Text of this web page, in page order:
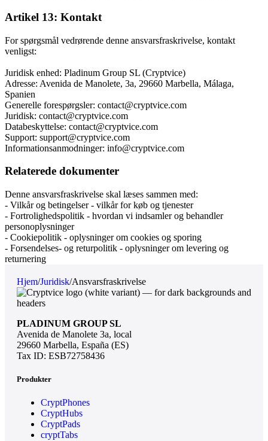
Artikel 13: Kontakt
For spørgsmål vedrørende denne ansvarsfraskrivelse, kontakt
venligst:
Juridisk enhed: Pladinum Group SL (Cryptvice)
Adresse: Avenida de Manolete, 3a, 29660 Marbella, Málaga,
Spanien
Generelle forespørgsler: contact@cryptvice.com
Juridisk: contact@cryptvice.com
Databeskyttelse: contact@cryptvice.com
Support: support@cryptvice.com
Informationsanmodninger: info@cryptvice.com
Relaterede dokumenter
Denne ansvarsfraskrivelse skal læses sammen med:
- Vilkår og betingelser - vilkår for køb og tjenester
- Fortrolighedspolitik - hvordan vi indsamler og behandler
personoplysninger
- Cookiepolitik - oplysninger om cookies og sporing
- Forsendelses- og returpolitik - oplysninger om levering og
returnering
Hjem/Juridisk/Ansvarsfraskrivelse
PLADINUM GROUP SL
Avenida de Manolete 3a, local
29660 Marbella, España (ES)
Tax ID: ESB72758436
Produkter
CryptPhones
CryptHubs
CryptPads
cryptTabs